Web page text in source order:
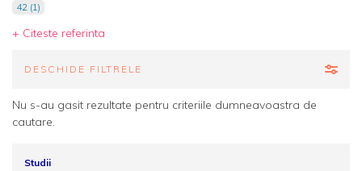
42 (1)
+ Citeste referinta
DESCHIDE FILTRELE
Nu s-au gasit rezultate pentru criteriile dumneavoastra de
cautare.
Studii